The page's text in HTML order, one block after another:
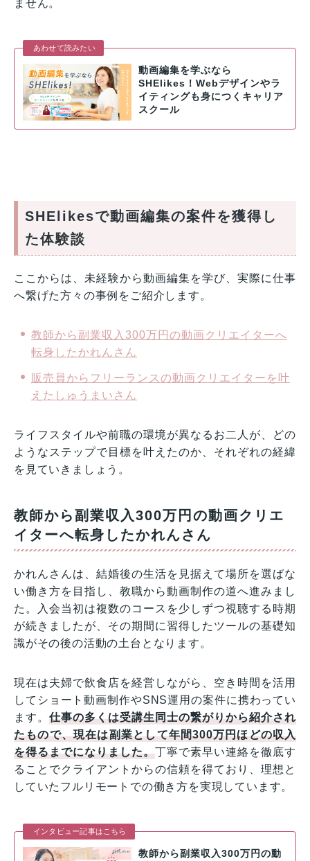
ません。
あわせて読みたい
動画編集を学ぶなら
SHElikes！Webデザインやラ
イティングも身につくキャリア
スクール
SHElikesで動画編集の案件を獲得し
た体験談
ここからは、未経験から動画編集を学び、実際に仕事
へ繋げた方々の事例をご紹介します。
教師から副業収入300万円の動画クリエイターへ
転身したかれんさん
販売員からフリーランスの動画クリエイターを叶
えたしゅうまいさん
ライフスタイルや前職の環境が異なるお二人が、どの
ようなステップで目標を叶えたのか、それぞれの経緯
を見ていきましょう。
教師から副業収入300万円の動画クリエ
イターへ転身したかれんさん
かれんさんは、結婚後の生活を見据えて場所を選ばな
い働き方を目指し、教職から動画制作の道へ進みまし
た。入会当初は複数のコースを少しずつ視聴する時期
が続きましたが、その期間に習得したツールの基礎知
識がその後の活動の土台となります。
現在は夫婦で飲食店を経営しながら、空き時間を活用
してショート動画制作やSNS運用の案件に携わってい
ます。仕事の多くは受講生同士の繋がりから紹介され
たもので、現在は副業として年間300万円ほどの収入
を得るまでになりました。丁寧で素早い連絡を徹底す
ることでクライアントからの信頼を得ており、理想と
していたフルリモートでの働き方を実現しています。
インタビュー記事はこちら
教師から副業収入300万円の動